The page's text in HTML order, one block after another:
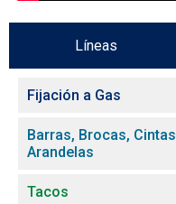
Líneas
Fijación a Gas
Barras, Brocas,
Arandelas
Tacos